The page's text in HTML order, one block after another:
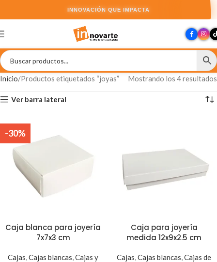
INNOVACIÓN QUE IMPACTA
Inicio Productos etiquetados “joyas” Mostrando los 4 resultados
Ver barra lateral
-30%
Caja blanca para joyería
7x7x3 cm
Cajas,Cajas blancas,Cajas y
Caja para joyería
medida 12x9x2.5 cm
Cajas,Cajas blancas,Cajas de